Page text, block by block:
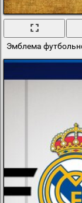
Эмблема